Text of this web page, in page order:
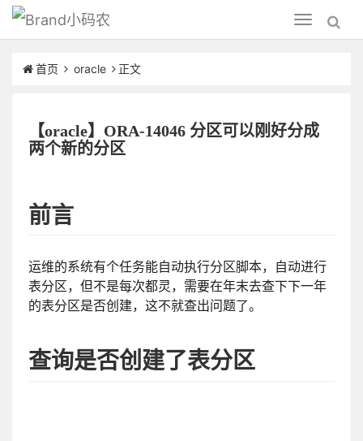
Toggle
navigation
小码农
首页 oracle 正文
【oracle】ORA-14046 分区可以刚好分成
两个新的分区
前言
运维的系统有个任务能自动执行分区脚本，自动进行
表分区，但不是每次都灵，需要在年末去查下下一年
的表分区是否创建，这不就查出问题了。
查询是否创建了表分区